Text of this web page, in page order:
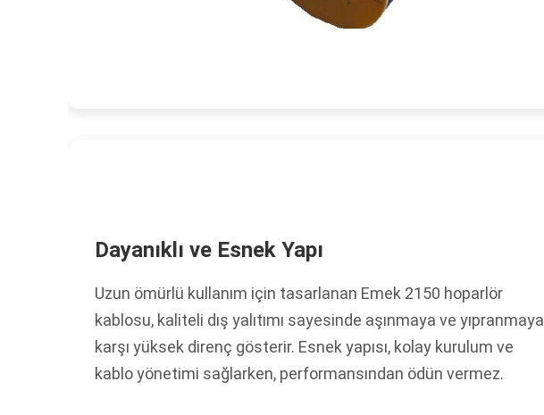
Dayanıklı ve Esnek Yapı
Uzun ömürlü kullanım için tasarlanan Emek 2150 hoparlör
kablosu, kaliteli dış yalıtımı sayesinde aşınmaya ve yıpranmaya
karşı yüksek direnç gösterir. Esnek yapısı, kolay kurulum ve
kablo yönetimi sağlarken, performansından ödün vermez.